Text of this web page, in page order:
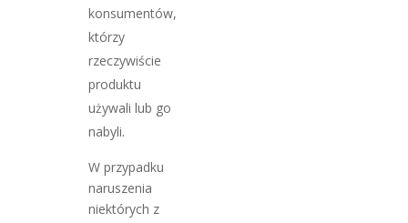
konsumentów,
którzy
rzeczywiście
produktu
używali lub go
nabyli.
W przypadku
naruszenia
niektórych z